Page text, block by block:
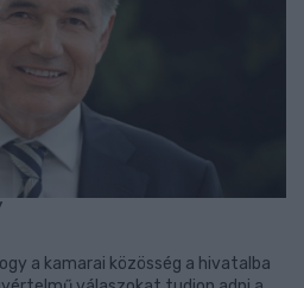
a kamarai közösség a hivatalba